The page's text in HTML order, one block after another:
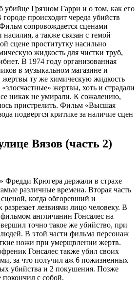
убийце Грязном Гарри и о том, как его
происходит череда убийств
сопровождается сценами
а также связан с темой
сцене проститутку насильно
жидкость для чистки труб,
В 1974 году организованная
в музыкальном магазине и
жертвы ту же химическую жидкость
жертвы, хоть и страдали
никак не умирали. К сожалению,
пристрелить. Фильм «Высшая
подвергся критике за наличие сцен
Вязов (часть 2)
Фредди Крюгера держали в страхе
различные времена. Вторая часть
когда обгоревший и
лезвиями лицо человеку. В
англичанин Гонсалес на
точно такое же убийство, при
В этой части фильма персонаж
ножи при умерщвлении жертв.
Гонсалес также убил своих
за что получил аж 6 пожизненных
убийства и 2 покушения. Позже
покончил с собой.